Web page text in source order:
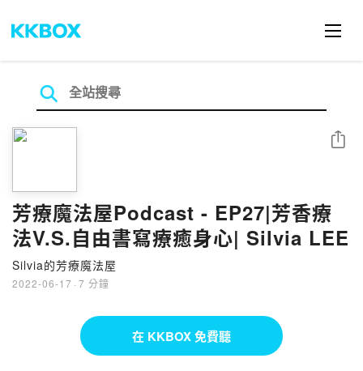
芳療魔法屋Podcast - EP27|芳香療
法V.S.自由書寫療癒身心| Silvia LEE
Silvia的芳療魔法屋
2022-06-17 · 7 分鐘
分享
在 KKBOX 免費聽